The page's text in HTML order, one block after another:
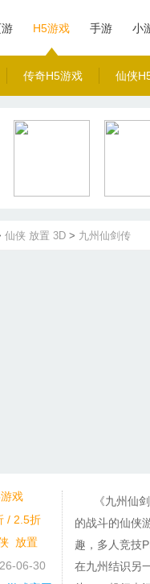
H5游戏
传奇H5游戏 仙侠
手游 小
仙侠 放置 3D > 九州仙剑传
戏
/ 2.5折
放置
06-30
《九州仙
的战斗的仙侠
趣，多人竞技
在九州结识另